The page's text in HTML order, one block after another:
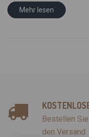
Mehr lesen
Bestellen
den Versand